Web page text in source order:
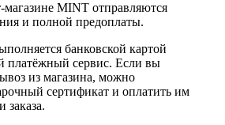
магазине MINT отправляются
и полной предоплаты.
банковской картой
платёжный сервис. Если вы
из магазина, можно
сертификат и оплатить им
заказа.